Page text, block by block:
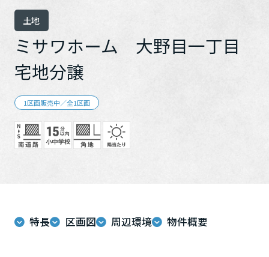
スムストック検索
分譲マンション検索
売る
住まいの売却
ホームラウンジ 新築・戸建て
これから土地活用・賃貸経営をご検討の方
土地活用の基礎から長期安定経営を目指すオーナー様まで、賃貸経
ホームラウンジ 土地活用・賃貸経営
リフォーム営業所
実例動画や基礎知識、収納の工夫など、理想の住まいを叶えるリフ
ォームの具体策とアイデアを豊富にご用意しています。
ホームラウンジ リフォーム
事業用地・事業用建物
分譲用地
すべてのフィールドに新しい価値をデザインし、持続可能な未来志
向のまちづくりを実現していきます。
お客様センター
ミサワホームオーナーさま・リフォーム工事ご契約者さまとミサワ
ホームを結ぶコミュニケーションサイト。お得・便利・安心なコン
テンツや、ミサワホームからの大切なお知らせなど配信していま
IR情報
SDGs
環境活動
採用情報
新卒者採用
ウエルネス事業
土地
ミサワホーム 大野目一丁目
宅地分譲
1区画販売中／全1区画
特長 区画図 周辺環境 物件概要